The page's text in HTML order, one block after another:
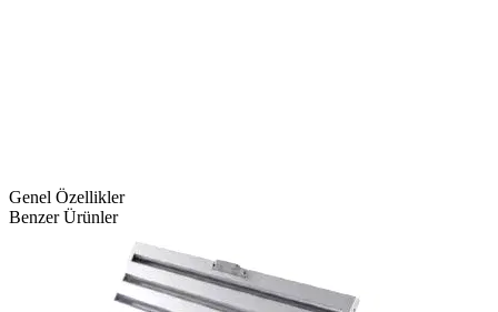
Genel Özellikler
Benzer Ürünler